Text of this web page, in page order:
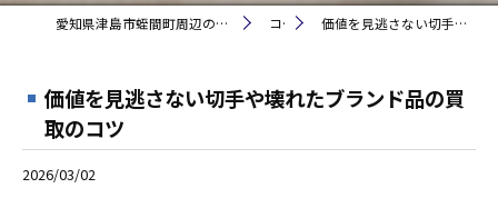
愛知県津島市蛭間町周辺のお買取りなら買取大吉 ヤマナカ神守店 コラム 価値を見逃さない切手や壊れたブランド品の買取のコツ
価値を見逃さない切手や壊れたブランド品の買
取のコツ
2026/03/02